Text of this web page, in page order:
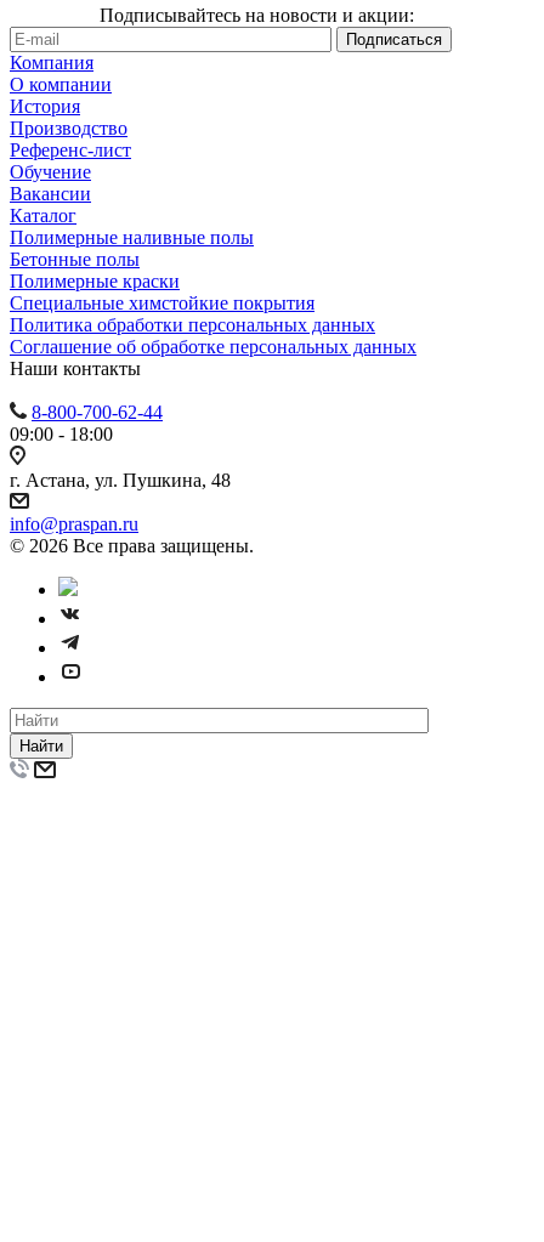
Подписывайтесь на новости и акции:
Компания
О компании
История
Производство
Референс-лист
Обучение
Вакансии
Каталог
Полимерные наливные полы
Бетонные полы
Полимерные краски
Специальные химстойкие покрытия
Политика обработки персональных данных
Cоглашение об обработке персональных данных
Наши контакты
8-800-700-62-44
09:00 - 18:00
г. Астана, ул. Пушкина, 48
info@praspan.ru
© 2026 Все права защищены.
Найти